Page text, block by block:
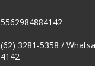
5562984884142
(62) 3281-5358 /
4142